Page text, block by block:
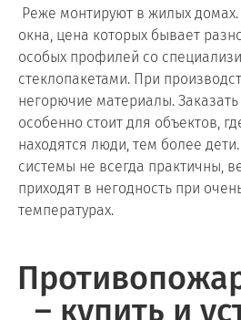
Реже монтируют в жилых
окна, цена которых бывает
особых профилей со
стеклопакетами. При
негорючие материалы. Заказать
особенно стоит для объектов,
находятся люди, тем более
системы не всегда практичны,
приходят в негодность при
температурах.
– купить и